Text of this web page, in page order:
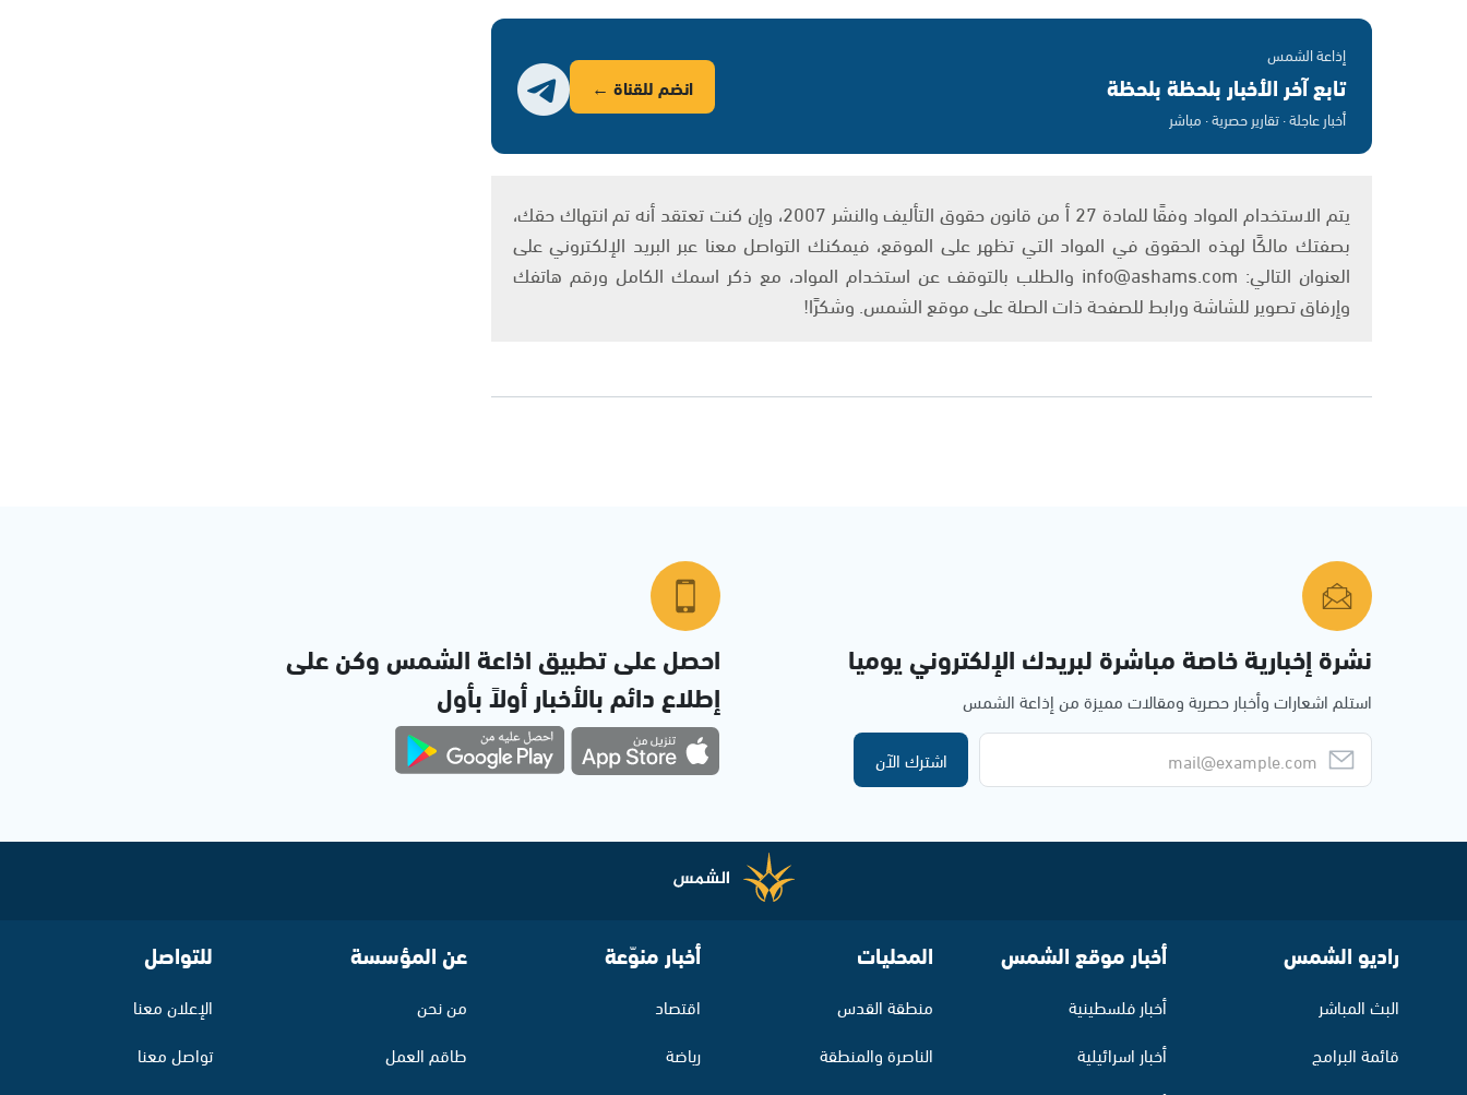
إذاعة الشمس
تابع آخر الأخبار بلحظة بلحظة
أخبار عاجلة · تقارير حصرية · مباشر
انضم للقناة ←
يتم الاستخدام المواد وفقًا للمادة 27 أ من قانون حقوق التأليف والنشر 2007، وإن كنت تعتقد أنه تم انتهاك حقك،
بصفتك مالكًا لهذه الحقوق في المواد التي تظهر على الموقع، فيمكنك التواصل معنا عبر البريد الإلكتروني على
العنوان التالي: info@ashams.com والطلب بالتوقف عن استخدام المواد، مع ذكر اسمك الكامل ورقم هاتفك
وإرفاق تصوير للشاشة ورابط للصفحة ذات الصلة على موقع الشمس. وشكرًا!
نشرة إخبارية خاصة مباشرة لبريدك الإلكتروني يوميا
استلم اشعارات وأخبار حصرية ومقالات مميزة من إذاعة الشمس
اشترك الآن
احصل على تطبيق اذاعة الشمس وكن على
إطلاع دائم بالأخبار أولاً بأول
راديو الشمس
البث المباشر
قائمة البرامج
أخبار موقع الشمس
أخبار فلسطينية
أخبار اسرائيلية
المحليات
منطقة القدس
الناصرة والمنطقة
أخبار منوّعة
اقتصاد
رياضة
عن المؤسسة
من نحن
طاقم العمل
للتواصل
الإعلان معنا
تواصل معنا